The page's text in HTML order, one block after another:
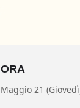
ORA
Maggio 21